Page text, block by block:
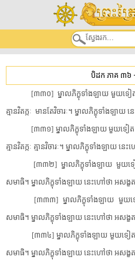
បិដក ភាគ ៣៦ -
​[​៣៣០​]​ ​ ​ម្នាល​ភិក្ខុ​ទាំងឡាយ​ ​មួយទៀត​
គ្មាន​វិតក្កៈ​ ​ ​មានតែ​វិចារៈ​។​ ​ម្នាល​ភិក្ខុ​ទាំងឡា
[​៣៣១​]​ ​ម្នាល​ភិក្ខុ​ទាំងឡាយ​ ​មួយទៀត​
គ្មាន​វិតក្កៈ​ ​គ្មាន​វិចារៈ​។​ ​ម្នាល​ភិក្ខុ​ទាំងឡាយ​ ​ន
[​៣៣២​]​ ​ម្នាល​ភិក្ខុ​ទាំងឡាយ​ ​មួយទ
សមាធិ​។​ ​ម្នាល​ភិក្ខុ​ទាំងឡាយ​ ​នេះ​ហៅថា​ ​អ​សង្ខ​ត​
[​៣៣៣​]​ ​ម្នាល​ភិក្ខុ​ទាំងឡាយ​ ​មួយទៀ
សមាធិ​។​ ​ម្នាល​ភិក្ខុ​ទាំងឡាយ​ ​នេះ​ហៅថា​ ​អ​សង្ខ​ត​
​[​៣៣៤​]​ ​ម្នាល​ភិក្ខុ​ទាំងឡាយ​ ​មួយទៀ
សមាធិ​។​ ​ម្នាល​ភិក្ខុ​ទាំងឡាយ​ ​នេះ​ហៅថា​ ​អ​សង្ខ​ត​